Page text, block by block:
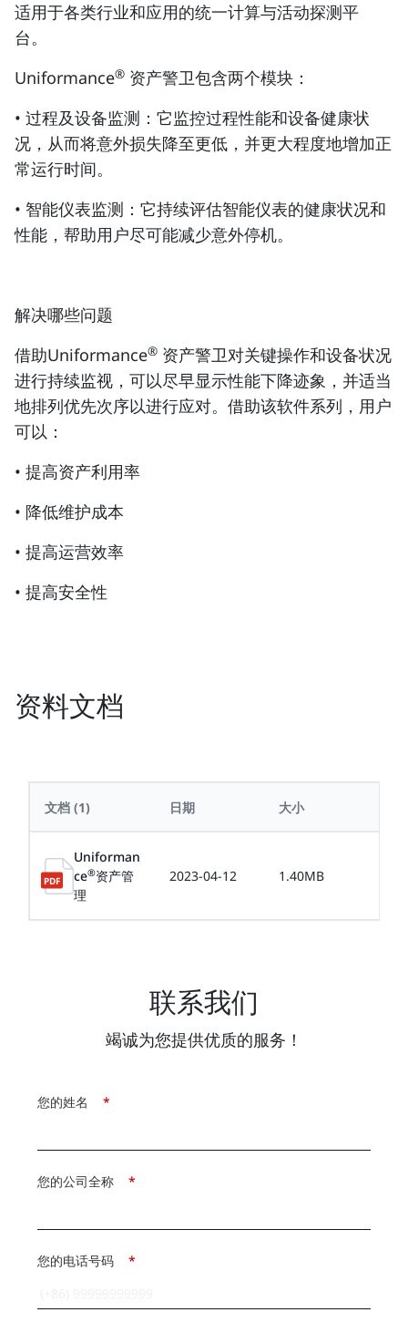
适用于各类行业和应用的统一计算与活动探测平
台。
Uniformance® 资产警卫包含两个模块：
• 过程及设备监测：它监控过程性能和设备健康状
况，从而将意外损失降至更低，并更大程度地增加正
常运行时间。
• 智能仪表监测：它持续评估智能仪表的健康状况和
性能，帮助用户尽可能减少意外停机。
解决哪些问题
借助Uniformance® 资产警卫对关键操作和设备状况
进行持续监视，可以尽早显示性能下降迹象，并适当
地排列优先次序以进行应对。借助该软件系列，用户
可以：
• 提高资产利用率
• 降低维护成本
• 提高运营效率
• 提高安全性
资料文档
文档 (1) 日期 大小
Uniforman
ce®资产管
理
2023-04-12 1.40MB
联系我们
竭诚为您提供优质的服务！
*
您的姓名
*
您的公司全称
*
您的电话号码